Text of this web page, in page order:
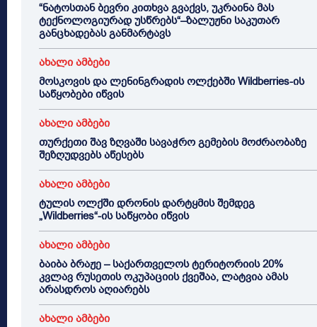
“ნატოსთან ბევრი კითხვა გვაქვს, უკრაინა მას
ტექნოლოგიურად უსწრებს“–ზალუჟნი საკუთარ
განცხადებას განმარტავს
ახალი ამბები
მოსკოვის და ლენინგრადის ოლქებში Wildberries-ის
საწყობები იწვის
ახალი ამბები
თურქეთი შავ ზღვაში სავაჭრო გემების მოძრაობაზე
შეზღუდვებს აწესებს
ახალი ამბები
ტულის ოლქში დრონის დარტყმის შემდეგ
„Wildberries“-ის საწყობი იწვის
ახალი ამბები
ბაიბა ბრაჟე – საქართველოს ტერიტორიის 20%
კვლავ რუსეთის ოკუპაციის ქვეშაა, ლატვია ამას
არასდროს აღიარებს
ახალი ამბები